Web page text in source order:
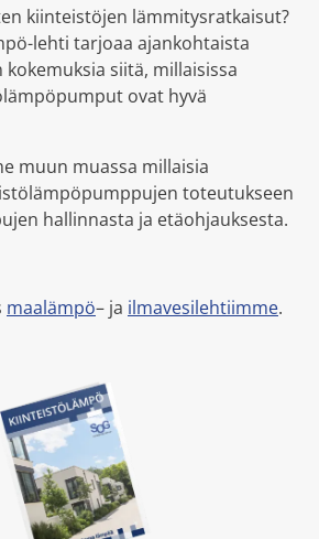
kiinteistöjen lämmitysratkaisut?
lehti tarjoaa ajankohtaista
siitä, millaisissa
ovat hyvä
muun muassa millaisia
toteutukseen
hallinnasta ja etäohjauksesta.
maalämpö– ja ilmavesilehtiimme.